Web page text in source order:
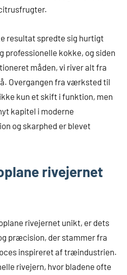
resultat spredte sig hurtigt
professionelle kokke, og siden
måden, vi river alt fra
Overgangen fra værksted til
kun et skift i funktion, men
kapitel i moderne
og skarphed er blevet
rivejernet
rivejernet unikt, er dets
præcision, der stammer fra
inspireret af træindustrien.
rivejern, hvor bladene ofte